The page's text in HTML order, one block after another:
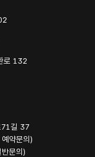
로 132
71길 37
약문의)
문의)